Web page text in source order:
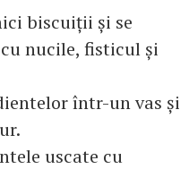
biscuiţii şi se
nucile, fisticul şi
într-un vas şi
uscate cu